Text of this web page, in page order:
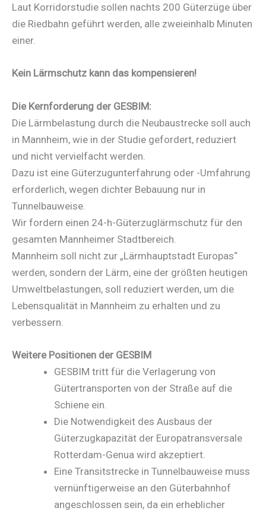
Laut Korridorstudie sollen nachts 200 Güterzüge über
die Riedbahn geführt werden, alle zweieinhalb Minuten
einer.
Kein Lärmschutz kann das kompensieren!
Die Kernforderung der GESBIM:
Die Lärmbelastung durch die Neubaustrecke soll auch
in Mannheim, wie in der Studie gefordert, reduziert
und nicht vervielfacht werden.
Dazu ist eine Güterzugunterfahrung oder -Umfahrung
erforderlich, wegen dichter Bebauung nur in
Tunnelbauweise.
Wir fordern einen 24-h-Güterzuglärmschutz für den
gesamten Mannheimer Stadtbereich.
Mannheim soll nicht zur „Lärmhauptstadt Europas“
werden, sondern der Lärm, eine der größten heutigen
Umweltbelastungen, soll reduziert werden, um die
Lebensqualität in Mannheim zu erhalten und zu
verbessern.
Weitere Positionen der GESBIM
GESBIM tritt für die Verlagerung von
Gütertransporten von der Straße auf die
Schiene ein.
Die Notwendigkeit des Ausbaus der
Güterzugkapazität der Europatransversale
Rotterdam-Genua wird akzeptiert.
Eine Transitstrecke in Tunnelbauweise muss
vernünftigerweise an den Güterbahnhof
angeschlossen sein, da ein erheblicher